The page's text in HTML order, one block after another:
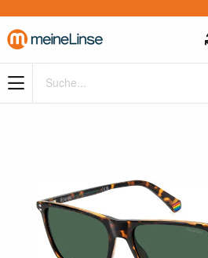
Zum Hauptinhalt springen